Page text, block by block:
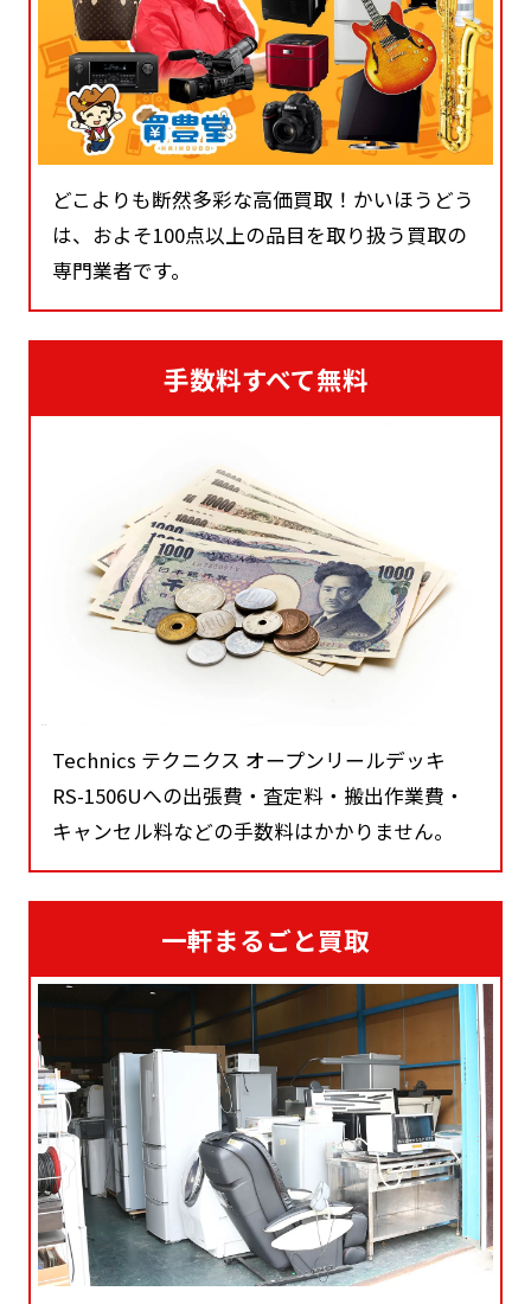
どこよりも断然多彩な高価買取！かいほうどう
は、およそ100点以上の品目を取り扱う買取の
専門業者です。
手数料すべて無料
Technics テクニクス オープンリールデッキ
RS-1506Uへの出張費・査定料・搬出作業費・
キャンセル料などの手数料はかかりません。
一軒まるごと買取